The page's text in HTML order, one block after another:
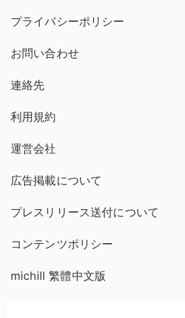
プライバシーポリシー
お問い合わせ
連絡先
利用規約
運営会社
広告掲載について
プレスリリース送付について
コンテンツポリシー
michill 繁體中文版